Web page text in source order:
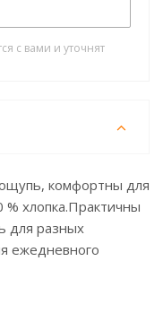
с вами и уточнят
комфортны для
хлопка.Практичны
для разных
ежедневного